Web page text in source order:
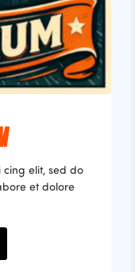
cing elit, sed do
et dolore